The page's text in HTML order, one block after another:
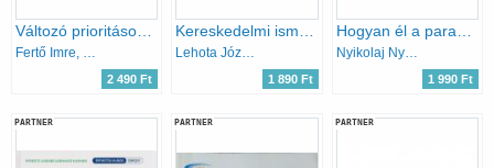
Fertő Imre, Forgács Csaba, Jámbor Attila
2 490 Ft
Lehota József (szerk.); Kárpáti László (szerk.)
1 890 Ft
Nyikolaj Nyikolajevics Anyiszimov
1 990 Ft
PARTNER PARTNER PARTNER